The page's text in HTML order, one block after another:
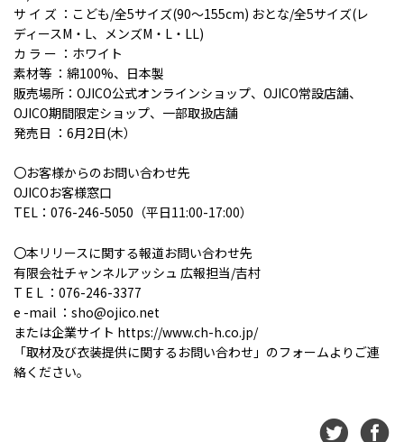
サ イ ズ ：こども/全5サイズ(90～155cm) おとな/全5サイズ(レ
ディースM・L、メンズM・L・LL)
カ ラ ー ：ホワイト
素材等 ：綿100%、日本製
販売場所：OJICO公式オンラインショップ、OJICO常設店舗、
OJICO期間限定ショップ、一部取扱店舗
発売日 ：6月2日(木）
〇お客様からのお問い合わせ先
OJICOお客様窓口
TEL：076-246-5050（平日11:00-17:00）
〇本リリースに関する報道お問い合わせ先
有限会社チャンネルアッシュ 広報担当/吉村
T E L ：076-246-3377
e -mail ：sho@ojico.net
または企業サイト https://www.ch-h.co.jp/
「取材及び衣装提供に関するお問い合わせ」のフォームよりご連
絡ください。